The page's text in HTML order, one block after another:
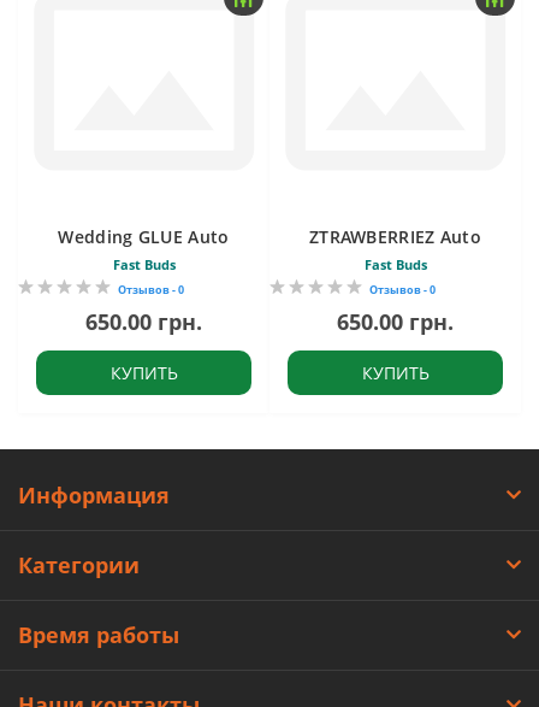
Wedding GLUE Auto
Fast Buds
Отзывов - 0
650.00 грн.
КУПИТЬ
ZTRAWBERRIEZ Auto
Fast Buds
Отзывов - 0
650.00 грн.
КУПИТЬ
Информация
Категории
Время работы